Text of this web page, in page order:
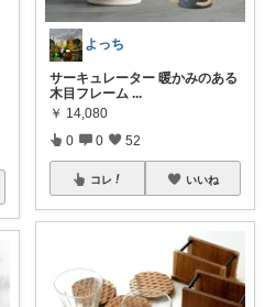
よっち
サーキュレーター 暖かみのある
木目フレーム ...
￥ 14,080
0 0 52
コレ いいね